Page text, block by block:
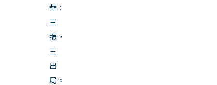
華：
三
振，
三
出
局。